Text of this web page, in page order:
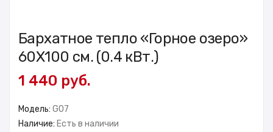
Бархатное тепло «Горное озеро»
60X100 см. (0.4 кВт.)
1 440 руб.
Модель: GO7
Наличие: Есть в наличии